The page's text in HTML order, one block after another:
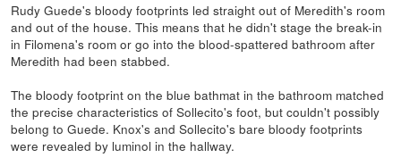
Rudy Guede's bloody footprints led straight out of Meredith's room
and out of the house. This means that he didn't stage the break-in
in Filomena's room or go into the blood-spattered bathroom after
Meredith had been stabbed.
The bloody footprint on the blue bathmat in the bathroom matched
the precise characteristics of Sollecito's foot, but couldn't possibly
belong to Guede. Knox's and Sollecito's bare bloody footprints
were revealed by luminol in the hallway.